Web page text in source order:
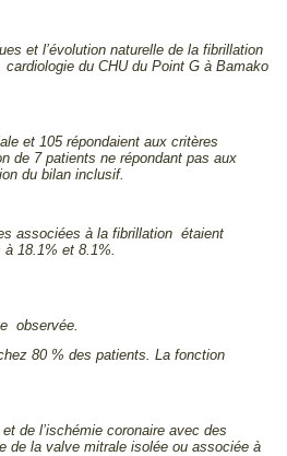
et l’évolution naturelle de la fibrillation
du CHU du Point G à Bamako
et 105 répondaient aux critères
de 7 patients ne répondant pas aux
du bilan inclusif.
associées à la fibrillation étaient
18.1% et 8.1%.
observée.
80 % des patients. La fonction
de l’ischémie coronaire avec des
de la valve mitrale isolée ou associée à